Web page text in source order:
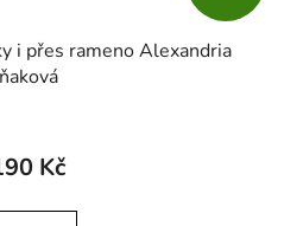
i přes rameno Alexandria
Kč